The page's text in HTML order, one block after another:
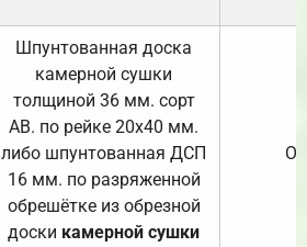
Шпунтованная доска
камерной сушки
толщиной 36 мм. сорт
АВ. по рейке 20х40 мм.
либо шпунтованная ДСП
16 мм. по разряженной
обрешётке из обрезной
доски камерной сушки